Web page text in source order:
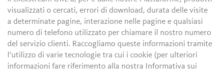
visualizzati o cercati, errori di download, durata delle visite
a determinate pagine, interazione nelle pagine e qualsiasi
numero di telefono utilizzato per chiamare il nostro numero
del servizio clienti. Raccogliamo queste informazioni tramite
l’utilizzo di varie tecnologie tra cui i cookie (per ulteriori
informazioni fare riferimento alla nostra Informativa sui